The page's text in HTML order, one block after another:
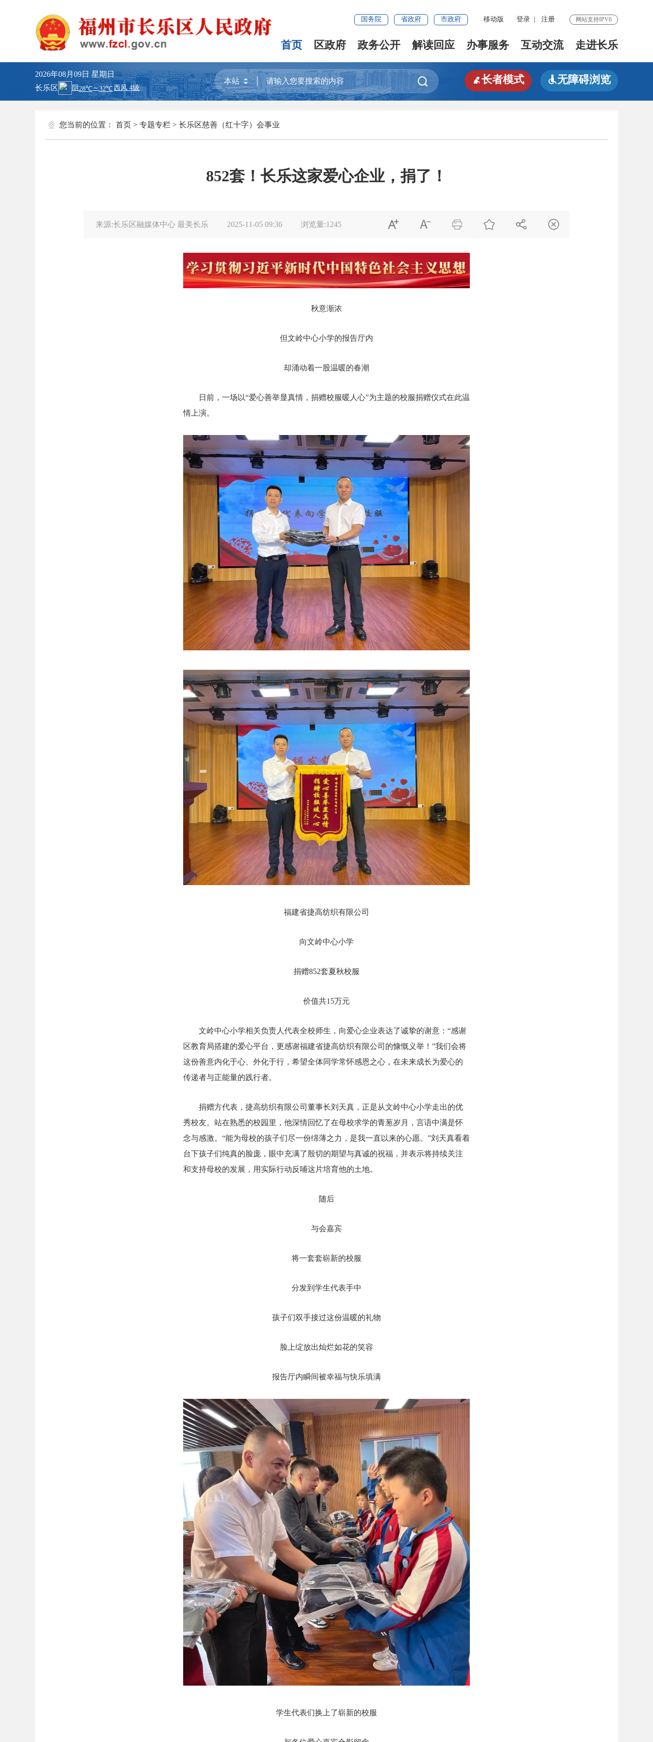
国务院 省政府 市政府 移动版 登录 注册 网站支持IPV6
首页 区政府 政务公开 解读回应 办事服务 互动交流 走进长乐
2026年08月09日 星期日
长乐区
 长者模式 无障碍浏览
您当前的位置： 首页 > 专题专栏 > 长乐区慈善（红十字）会事业
852套！长乐这家爱心企业，捐了！
来源:长乐区融媒体中心 最美长乐 2025-11-05 09:36 浏览量:1245      
秋意渐浓
但文岭中心小学的报告厅内
却涌动着一股温暖的春潮
日前，一场以“爱心善举显真情，捐赠校服暖人心”为主题的校服捐赠仪式在此温
情上演。
福建省捷高纺织有限公司
向文岭中心小学
捐赠852套夏秋校服
价值共15万元
文岭中心小学相关负责人代表全校师生，向爱心企业表达了诚挚的谢意：“感谢
区教育局搭建的爱心平台，更感谢福建省捷高纺织有限公司的慷慨义举！”我们会将
这份善意内化于心、外化于行，希望全体同学常怀感恩之心，在未来成长为爱心的
传递者与正能量的践行者。
捐赠方代表，捷高纺织有限公司董事长刘天真，正是从文岭中心小学走出的优
秀校友。站在熟悉的校园里，他深情回忆了在母校求学的青葱岁月，言语中满是怀
念与感激。“能为母校的孩子们尽一份绵薄之力，是我一直以来的心愿。”刘天真看着
台下孩子们纯真的脸庞，眼中充满了殷切的期望与真诚的祝福，并表示将持续关注
和支持母校的发展，用实际行动反哺这片培育他的土地。
随后
与会嘉宾
将一套套崭新的校服
分发到学生代表手中
孩子们双手接过这份温暖的礼物
脸上绽放出灿烂如花的笑容
报告厅内瞬间被幸福与快乐填满
学生代表们换上了崭新的校服